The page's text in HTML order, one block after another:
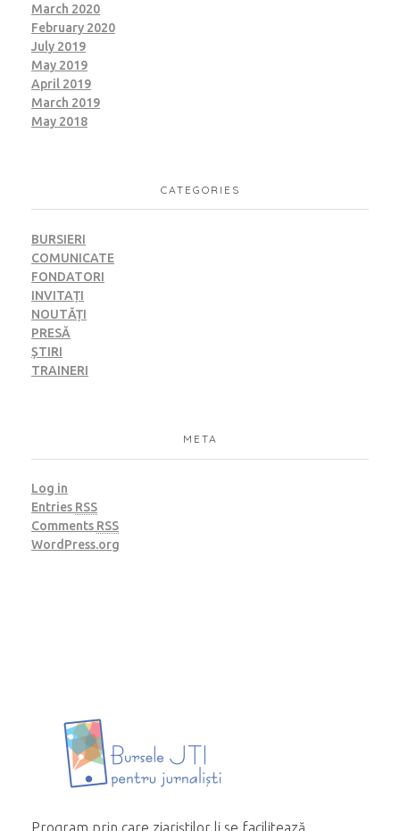
March 2020
February 2020
July 2019
May 2019
April 2019
March 2019
May 2018
CATEGORIES
BURSIERI
COMUNICATE
FONDATORI
INVITAȚI
NOUTĂȚI
PRESĂ
ȘTIRI
TRAINERI
META
Log in
Entries RSS
Comments RSS
WordPress.org
Program prin care ziariştilor li se facilitează